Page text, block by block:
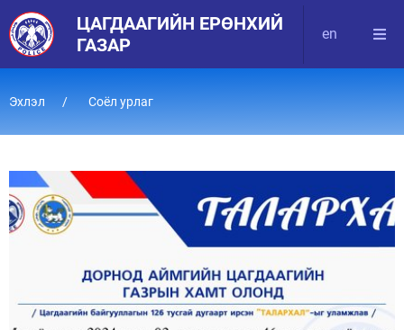
ЦАГДААГИЙН ЕРӨНХИЙ
ГАЗАР
en
Эхлэл Соёл урлаг